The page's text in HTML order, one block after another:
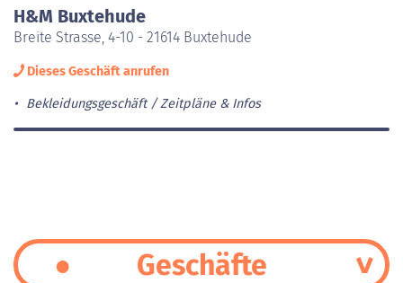
H&M Buxtehude
Breite Strasse, 4-10 - 21614 Buxtehude
Dieses Geschäft anrufen
Bekleidungsgeschäft Zeitpläne & Infos
Geschäfte